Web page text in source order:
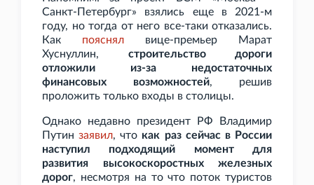
Санкт-Петербург» взялись еще в 2021-м
году, но тогда от него все-таки отказались.
Как пояснял вице-премьер Марат
Хуснуллин, строительство дороги
отложили из-за недостаточных
финансовых возможностей, решив
проложить только входы в столицы.
Однако недавно президент РФ Владимир
Путинзаявил, что как раз сейчас в России
наступил подходящий момент для
развития высокоскоростных железных
дорог, несмотря на то что поток туристов